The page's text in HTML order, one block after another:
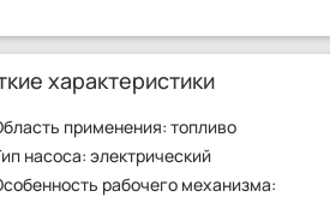
характеристики
применения: топливо
насоса: электрический
рабочего механизма: